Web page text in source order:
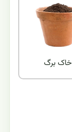
خاک برگ